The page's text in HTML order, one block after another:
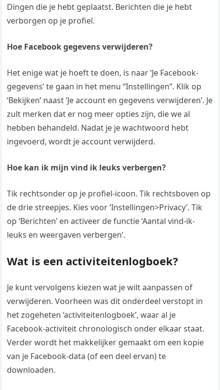
Dingen die je hebt geplaatst. Berichten die je hebt
verborgen op je profiel.
Hoe Facebook gegevens verwijderen?
Het enige wat je hoeft te doen, is naar ‘Je Facebook-
gegevens’ te gaan in het menu “Instellingen”. Klik op
‘Bekijken’ naast ‘Je account en gegevens verwijderen’. Je
zult merken dat er nog meer opties zijn, die we al
hebben behandeld. Nadat je je wachtwoord hebt
ingevoerd, wordt je account verwijderd.
Hoe kan ik mijn vind ik leuks verbergen?
Tik rechtsonder op je profiel-icoon. Tik rechtsboven op
de drie streepjes. Kies voor ‘Instellingen>Privacy’. Tik
op ‘Berichten’ en activeer de functie ‘Aantal vind-ik-
leuks en weergaven verbergen’.
Wat is een activiteitenlogboek?
Je kunt vervolgens kiezen wat je wilt aanpassen of
verwijderen. Voorheen was dit onderdeel verstopt in
het zogeheten ‘activiteitenlogboek’, waar al je
Facebook-activiteit chronologisch onder elkaar staat.
Verder wordt het makkelijker gemaakt om een kopie
van je Facebook-data (of een deel ervan) te
downloaden.